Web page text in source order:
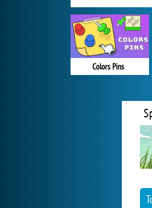
Colors Pins